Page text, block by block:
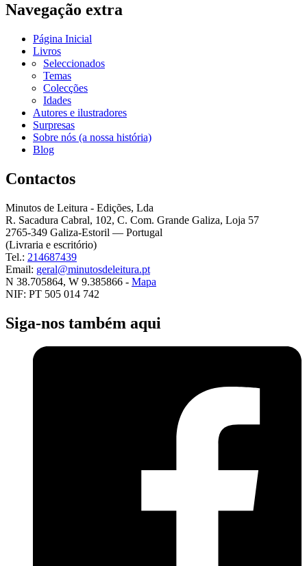
Navegação extra
Página Inicial
Livros
Seleccionados
Temas
Colecções
Idades
Autores e ilustradores
Surpresas
Sobre nós (a nossa história)
Blog
Contactos
Minutos de Leitura - Edições, Lda
R. Sacadura Cabral, 102, C. Com. Grande Galiza, Loja 57
2765-349 Galiza-Estoril — Portugal
(Livraria e escritório)
Tel.: 214687439
Email: geral@minutosdeleitura.pt
N 38.705864, W 9.385866 - Mapa
NIF: PT 505 014 742
Siga-nos também aqui